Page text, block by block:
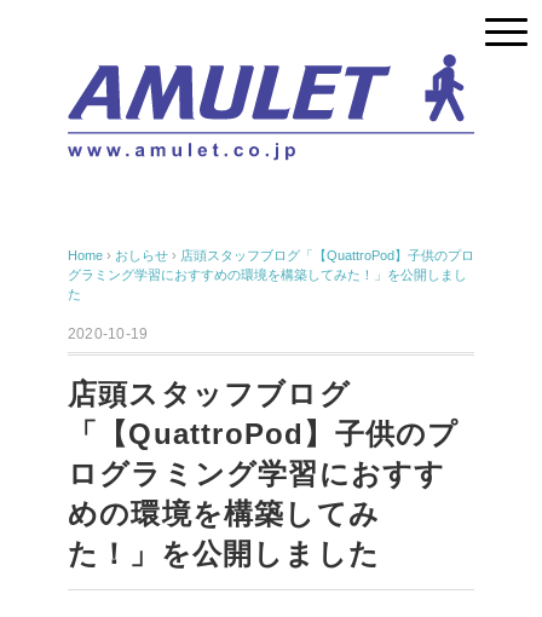
Home › おしらせ › 店頭スタッフブログ「【QuattroPod】子供のプロ
グラミング学習におすすめの環境を構築してみた！」を公開しまし
た
2020-10-19
店頭スタッフブログ
「【QuattroPod】子供のプ
ログラミング学習におすす
めの環境を構築してみ
た！」を公開しました